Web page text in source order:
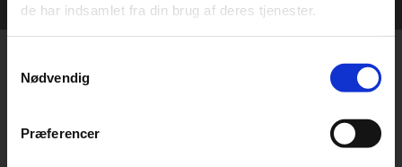
de har indsamlet fra din brug af deres tjenester.
Nødvendig
Præferencer
tryk her: